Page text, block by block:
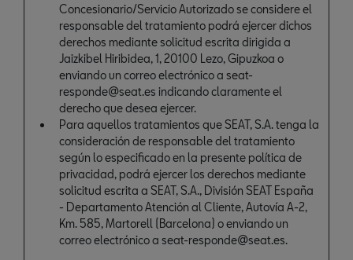
Concesionario/Servicio Autorizado se considere el
responsable del tratamiento podrá ejercer dichos
derechos mediante solicitud escrita dirigida a
Jaizkibel Hiribidea, 1, 20100 Lezo, Gipuzkoa o
enviando un correo electrónico a seat-
responde@seat.es indicando claramente el
derecho que desea ejercer.
Para aquellos tratamientos que SEAT, S.A. tenga la
consideración de responsable del tratamiento
según lo especificado en la presente política de
privacidad, podrá ejercer los derechos mediante
solicitud escrita a SEAT, S.A., División SEAT España
- Departamento Atención al Cliente, Autovía A-2,
Km. 585, Martorell (Barcelona) o enviando un
correo electrónico a seat-responde@seat.es.